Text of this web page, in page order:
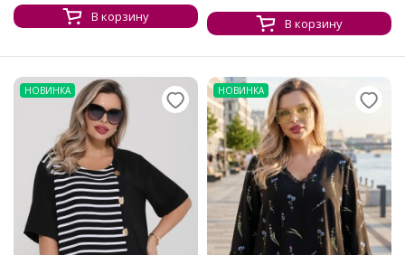
В корзину
В корзину
НОВИНКА НОВИНКА